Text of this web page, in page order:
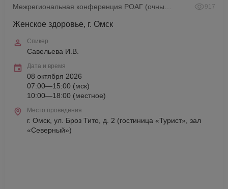
917
Женское здоровье, г. Омск
Спикер
Савельева И.В.
Дата и время
08 октября 2026
07:00—15:00 (мск)
10:00—18:00 (местное)
Место проведения
г. Омск, ул. Броз Тито, д. 2 (гостиница «Турист», зал
«Северный»)